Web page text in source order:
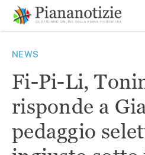
contenuto
SEARCH
NEWS
Fi-Pi-Li,
risponde a
pedaggio